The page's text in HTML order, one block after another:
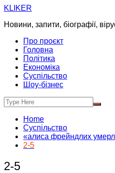
Skip
content
KLIKER
Новини, запити, біографії,
Про проєкт
Головна
Політика
Економіка
Суспільство
Шоу-бізнес
Home
Суспільство
«алиса фрейндлих
2-5
2-5